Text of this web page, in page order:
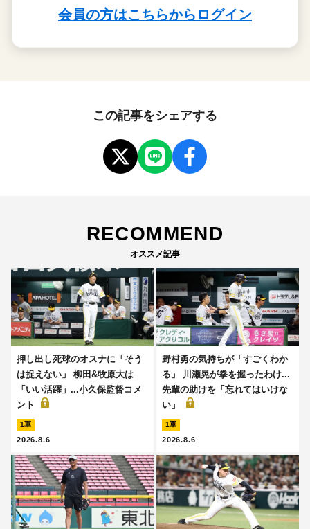
この記事をシェアする
RECOMMEND
オススメ記事
押し出し死球のオスナに「そう
は捉えない」 柳田&牧原大は
「いい活躍」...小久保監督コメ
ント
1軍
2026.8.6
野村勇の気持ちが「すごくわか
る」 川瀬晃が拳を握ったわけ...
先輩の助けを「忘れてはいけな
い」
1軍
2026.8.6